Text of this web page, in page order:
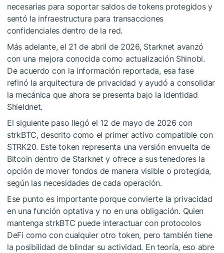
necesarias para soportar saldos de tokens protegidos y
sentó la infraestructura para transacciones
confidenciales dentro de la red.
Más adelante, el 21 de abril de 2026, Starknet avanzó
con una mejora conocida como actualización Shinobi.
De acuerdo con la información reportada, esa fase
refinó la arquitectura de privacidad y ayudó a consolidar
la mecánica que ahora se presenta bajo la identidad
Shieldnet.
El siguiente paso llegó el 12 de mayo de 2026 con
strkBTC, descrito como el primer activo compatible con
STRK20. Este token representa una versión envuelta de
Bitcoin dentro de Starknet y ofrece a sus tenedores la
opción de mover fondos de manera visible o protegida,
según las necesidades de cada operación.
Ese punto es importante porque convierte la privacidad
en una función optativa y no en una obligación. Quien
mantenga strkBTC puede interactuar con protocolos
DeFi como con cualquier otro token, pero también tiene
la posibilidad de blindar su actividad. En teoría, eso abre